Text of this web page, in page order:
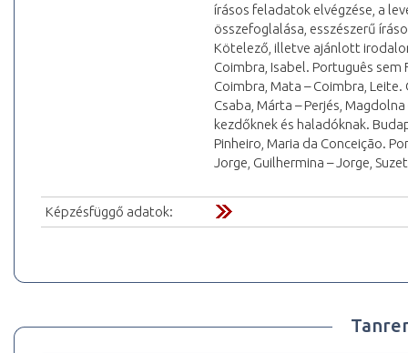
írásos feladatok elvégzése, a
összefoglalása, esszészerű
Kötelező, illetve ajánlott
Coimbra, Isabel. Português sem
Coimbra, Mata – Coimbra,
Csaba, Márta – Perjés,
kezdőknek és haladóknak.
Pinheiro, Maria da Conceição.
Jorge, Guilhermina – Jorge,
Képzésfüggő adatok: